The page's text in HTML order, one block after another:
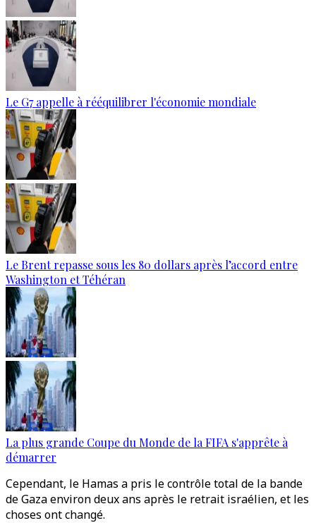
Le G7 appelle à rééquilibrer l'économie mondiale
Le Brent repasse sous les 80 dollars après l’accord entre
Washington et Téhéran
La plus grande Coupe du Monde de la FIFA s'apprête à
démarrer
Cependant, le Hamas a pris le contrôle total de la bande
de Gaza environ deux ans après le retrait israélien, et les
choses ont changé.